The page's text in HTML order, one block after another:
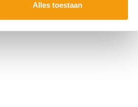
Alles toestaan